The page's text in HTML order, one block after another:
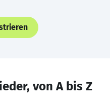
von A bis Z